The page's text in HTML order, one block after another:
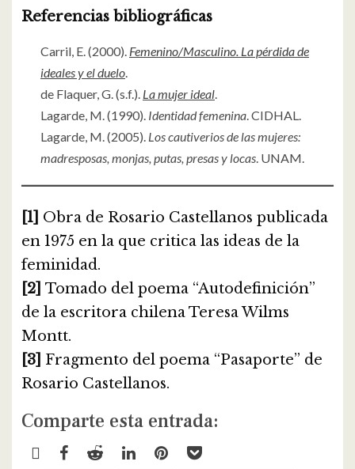
Referencias bibliográficas
Carril, E. (2000). Femenino/Masculino. La pérdida de
ideales y el duelo.
de Flaquer, G. (s.f.). La mujer ideal.
Lagarde, M. (1990). Identidad femenina. CIDHAL.
Lagarde, M. (2005). Los cautiverios de las mujeres:
madresposas, monjas, putas, presas y locas. UNAM.
[1] Obra de Rosario Castellanos publicada
en 1975 en la que critica las ideas de la
feminidad.
[2] Tomado del poema “Autodefinición”
de la escritora chilena Teresa Wilms
Montt.
[3] Fragmento del poema “Pasaporte” de
Rosario Castellanos.
Comparte esta entrada: